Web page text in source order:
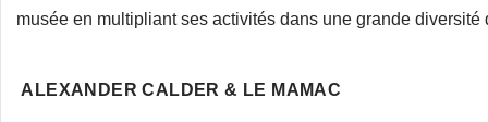
musée en multipliant ses activités dans une grande
ALEXANDER CALDER & LE MAMAC